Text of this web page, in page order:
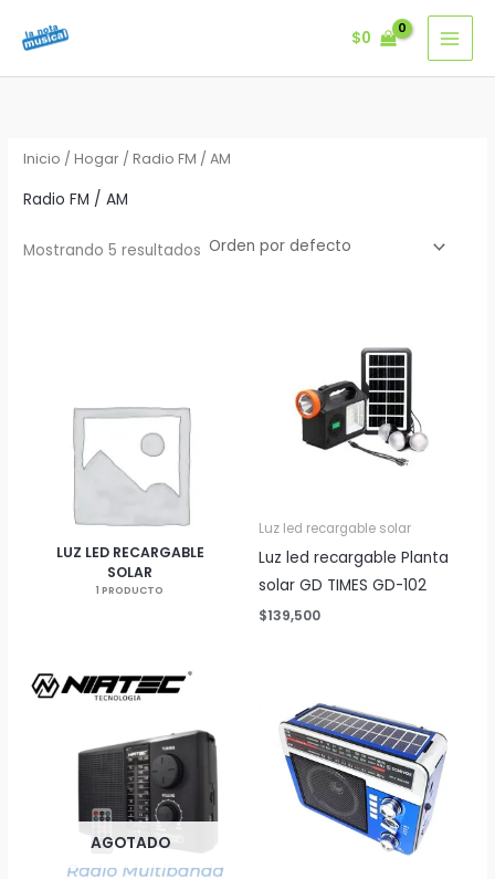
$0
Inicio /Hogar / Radio FM / AM
Radio FM / AM
Mostrando 5 resultados
LUZ LED RECARGABLE
SOLAR
1 PRODUCTO
Luz led recargable solar
Luz led recargable Planta
solar GD TIMES GD-102
$139,500
AGOTADO